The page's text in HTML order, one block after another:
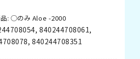
: ◯のみ Aloe -2000
,840244708061,
,840244708351